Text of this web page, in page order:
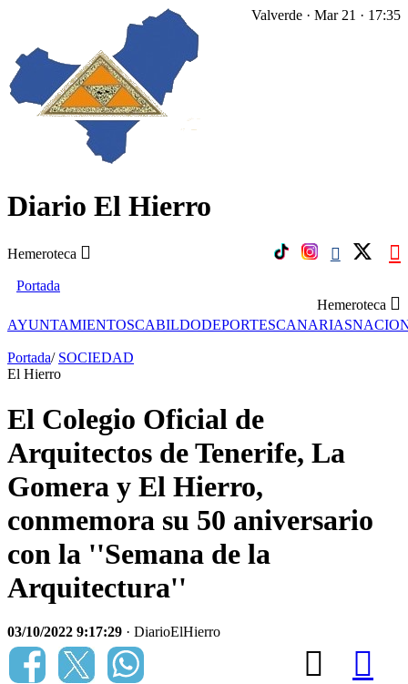
Diario El Hierro
Hemeroteca
Valverde · Mar 21 · 17:35
Portada
Hemeroteca
AYUNTAMIENTOSCABILDODEPORTESCANARIAS
Portada/ SOCIEDAD
El Hierro
El Colegio Oficial de
Arquitectos de Tenerife, La
Gomera y El Hierro,
conmemora su 50 aniversario
con la ''Semana de la
Arquitectura''
03/10/2022 9:17:29 · DiarioElHierro